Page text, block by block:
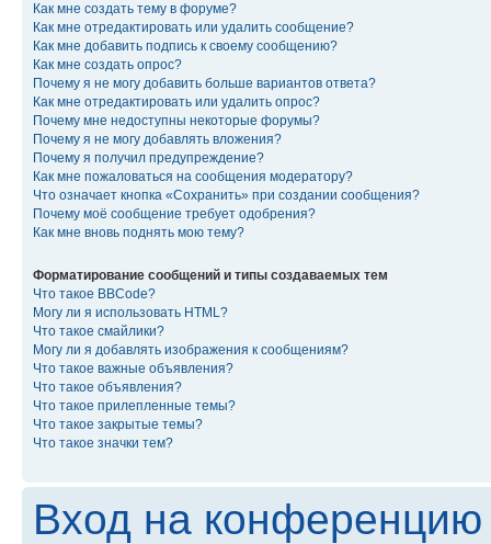
Как мне создать тему в форуме?
Как мне отредактировать или удалить сообщение?
Как мне добавить подпись к своему сообщению?
Как мне создать опрос?
Почему я не могу добавить больше вариантов ответа?
Как мне отредактировать или удалить опрос?
Почему мне недоступны некоторые форумы?
Почему я не могу добавлять вложения?
Почему я получил предупреждение?
Как мне пожаловаться на сообщения модератору?
Что означает кнопка «Сохранить» при создании сообщения?
Почему моё сообщение требует одобрения?
Как мне вновь поднять мою тему?
Форматирование сообщений и типы создаваемых тем
Что такое BBCode?
Могу ли я использовать HTML?
Что такое смайлики?
Могу ли я добавлять изображения к сообщениям?
Что такое важные объявления?
Что такое объявления?
Что такое прилепленные темы?
Что такое закрытые темы?
Что такое значки тем?
Вход на конференцию